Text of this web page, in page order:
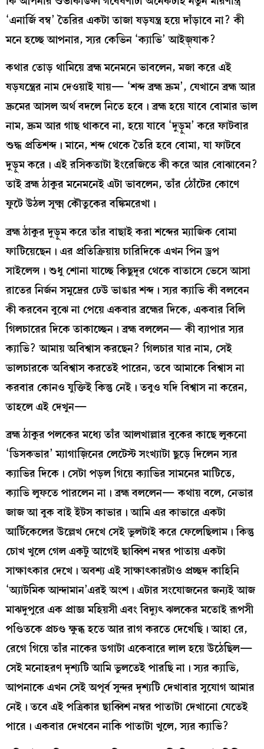
‘এনার্জি বম্ব’ তৈরির একটা তাজা ষড়যন্ত্র হয়ে দাঁড়াবে না? কী
মনে হচ্ছে আপনার, স্যর কেভিন ‘ক্যাভি’ আইজ়্যাক?
কথার তোড় থামিয়ে ব্রহ্ম মনেমনে ভাবলেন, মজা করে এই
ষড়যন্ত্রের নাম দেওয়াই যায়— ‘শব্দ ব্রহ্ম দ্রুম’, যেখানে ব্রহ্ম আর
দ্রুমের আসল অর্থ বদলে নিতে হবে। ব্রহ্ম হয়ে যাবে বোমার ভাল
নাম, দ্রুম আর গাছ থাকবে না, হয়ে যাবে ‘দুড়ুম’ করে ফাটবার
শুদ্ধ প্রতিশব্দ। মানে, শব্দ থেকে তৈরি হবে বোমা, যা ফাটবে
দুড়ুম করে। এই রসিকতাটা ইংরেজিতে কী করে আর বোঝাবেন?
তাই ব্রহ্ম ঠাকুর মনেমনেই এটা ভাবলেন, তাঁর ঠোঁটের কোণে
ফুটে উঠল সূক্ষ্ম কৌতুকের বঙ্কিমরেখা।
ব্রহ্ম ঠাকুর দুড়ুম করে তাঁর বাছাই করা শব্দের ম্যাজিক বোমা
ফাটিয়েছেন। এর প্রতিক্রিয়ায় চারিদিকে এখন পিন ড্রপ
সাইলেন্স। শুধু শোনা যাচ্ছে কিছুদূর থেকে বাতাসে ভেসে আসা
রাতের নির্জন সমুদ্রের ঢেউ ভাঙার শব্দ। স্যর ক্যাভি কী বলবেন
কী করবেন বুঝে না পেয়ে একবার ব্রহ্মের দিকে, একবার বিলি
গিলচারের দিকে তাকাচ্ছেন। ব্রহ্ম বললেন— কী ব্যাপার স্যর
ক্যাভি? আমায় অবিশ্বাস করছেন? গিলচার যার নাম, সেই
ভালচারকে অবিশ্বাস করতেই পারেন, তবে আমাকে বিশ্বাস না
করবার কোনও যুক্তিই কিন্তু নেই। তবুও যদি বিশ্বাস না করেন,
তাহলে এই দেখুন—
ব্রহ্ম ঠাকুর পলকের মধ্যে তাঁর আলখাল্লার বুকের কাছে লুকনো
‘ডিসকভার’ ম্যাগাজ়িনের লেটেস্ট সংখ্যাটা ছুড়ে দিলেন স্যর
ক্যাভির দিকে। সেটা পড়ল গিয়ে ক্যাভির সামনের মাটিতে,
ক্যাভি লুফতে পারলেন না। ব্রহ্ম বললেন— কথায় বলে, নেভার
জাজ আ বুক বাই ইটস কাভার। আমি এর কাভারে একটা
আর্টিকেলের উল্লেখ দেখে সেই ভুলটাই করে ফেলেছিলাম। কিন্তু
চোখ খুলে গেল একটু আগেই ছাব্বিশ নম্বর পাতায় একটা
সাক্ষাৎকার দেখে। অবশ্য এই সাক্ষাৎকারটাও প্রচ্ছদ কাহিনি
‘অ্যাটমিক আন্দামান’এরই অংশ। এটার সংযোজনের জন্যই আজ
মাঝদুপুরে এক প্রাজ্ঞ মহিয়সী এবং বিদ্যুৎ ঝলকের মতোই রূপসী
পণ্ডিতকে প্রচণ্ড ক্ষুব্ধ হতে আর রাগ করতে দেখেছি। আহা রে,
রেগে গিয়ে তাঁর নাকের ডগাটা একেবারে লাল হয়ে উঠেছিল—
সেই মনোহরণ দৃশ্যটি আমি ভুলতেই পারছি না। স্যর ক্যাভি,
আপনাকে এখন সেই অপূর্ব সুন্দর দৃশ্যটি দেখাবার সুযোগ আমার
নেই। তবে এই পত্রিকার ছাব্বিশ নম্বর পাতাটা দেখানো যেতেই
পারে। একবার দেখবেন নাকি পাতাটা খুলে, স্যর ক্যাভি?